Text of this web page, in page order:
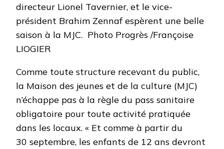
directeur Lionel Tavernier, et le vice-
président Brahim Zennaf espèrent une belle
saison à la MJC. Photo Progrès /Françoise
LIOGIER
Comme toute structure recevant du public,
la Maison des jeunes et de la culture (MJC)
n’échappe pas à la règle du pass sanitaire
obligatoire pour toute activité pratiquée
dans les locaux. « Et comme à partir du
30 septembre, les enfants de 12 ans devront